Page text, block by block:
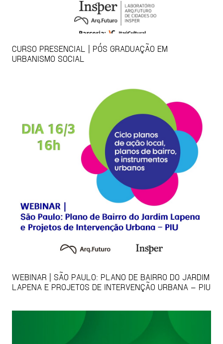
CURSO PRESENCIAL | PÓS GRADUAÇÃO EM
URBANISMO SOCIAL
WEBINAR | SÃO PAULO: PLANO DE BAIRRO DO JARDIM
LAPENA E PROJETOS DE INTERVENÇÃO URBANA – PIU